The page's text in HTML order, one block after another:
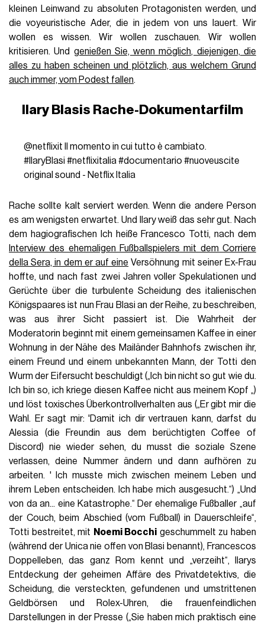
kleinen Leinwand zu absoluten Protagonisten werden, und
die voyeuristische Ader, die in jedem von uns lauert. Wir
wollen es wissen. Wir wollen zuschauen. Wir wollen
kritisieren. Und genießen Sie, wenn möglich, diejenigen, die
alles zu haben scheinen und plötzlich, aus welchem Grund
auch immer, vom Podest fallen.
Ilary Blasis Rache-Dokumentarfilm
@netflixit Il momento in cui tutto è cambiato.
#IlaryBlasi #netflixitalia#documentario #nuoveuscite
original sound - Netflix Italia
Rache sollte kalt serviert werden. Wenn die andere Person
es am wenigsten erwartet. Und Ilary weiß das sehr gut. Nach
dem hagiografischen Ich heiße Francesco Totti, nach dem
Interview des ehemaligen Fußballspielers mit dem Corriere
della Sera, in dem er auf eine Versöhnung mit seiner Ex-Frau
hoffte, und nach fast zwei Jahren voller Spekulationen und
Gerüchte über die turbulente Scheidung des italienischen
Königspaares ist nun Frau Blasi an der Reihe, zu beschreiben,
was aus ihrer Sicht passiert ist. Die Wahrheit der
Moderatorin beginnt mit einem gemeinsamen Kaffee in einer
Wohnung in der Nähe des Mailänder Bahnhofs zwischen ihr,
einem Freund und einem unbekannten Mann, der Totti den
Wurm der Eifersucht beschuldigt („Ich bin nicht so gut wie du.
Ich bin so, ich kriege diesen Kaffee nicht aus meinem Kopf „)
und löst toxisches Überkontrollverhalten aus („Er gibt mir die
Wahl. Er sagt mir: 'Damit ich dir vertrauen kann, darfst du
Alessia (die Freundin aus dem berüchtigten Coffee of
Discord) nie wieder sehen, du musst die soziale Szene
verlassen, deine Nummer ändern und dann aufhören zu
arbeiten. ' Ich musste mich zwischen meinem Leben und
ihrem Leben entscheiden. Ich habe mich ausgesucht.“) „Und
von da an... eine Katastrophe.“ Der ehemalige Fußballer „auf
der Couch, beim Abschied (vom Fußball) in Dauerschleife“,
Totti bestreitet, mit Noemi Bocchi geschummelt zu haben
(während der Unica nie offen von Blasi benannt), Francescos
Doppelleben, das ganz Rom kennt und „verzeiht“, Ilarys
Entdeckung der geheimen Affäre des Privatdetektivs, die
Scheidung, die versteckten, gefundenen und umstrittenen
Geldbörsen und Rolex-Uhren, die frauenfeindlichen
Darstellungen in der Presse („Sie haben mich praktisch eine